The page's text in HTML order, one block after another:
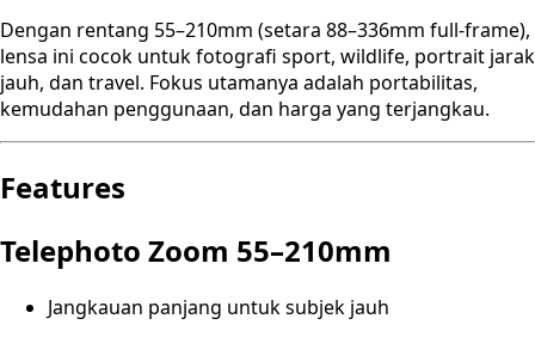
Dengan rentang 55–210mm (setara 88–336mm full-frame),
lensa ini cocok untuk fotografi sport, wildlife, portrait jarak
jauh, dan travel. Fokus utamanya adalah portabilitas,
kemudahan penggunaan, dan harga yang terjangkau.
Features
Telephoto Zoom 55–210mm
Jangkauan panjang untuk subjek jauh